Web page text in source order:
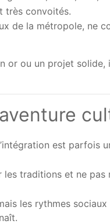
très convoités.
de la métropole, ne
or ou un projet solide,
est parfois
traditions et ne pas
les rythmes